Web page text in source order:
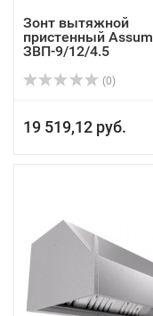
Зонт вытяжной
пристенный Assum
ЗВП-9/12/4.5
(0)
19 519,12 руб.